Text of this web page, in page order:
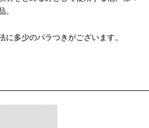
。
多少のバラつきがございます。